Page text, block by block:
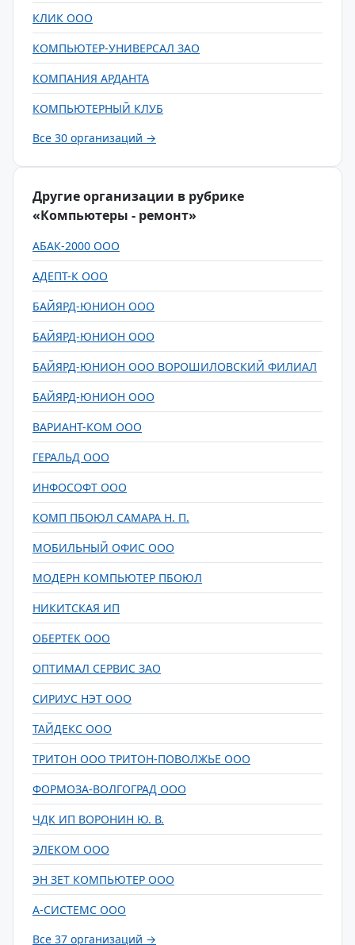
КЛИК ООО
КОМПЬЮТЕР-УНИВЕРСАЛ ЗАО
КОМПАНИЯ АРДАНТА
КОМПЬЮТЕРНЫЙ КЛУБ
Все 30 организаций →
Другие организации в рубрике
«Компьютеры - ремонт»
АБАК-2000 ООО
АДЕПТ-К ООО
БАЙЯРД-ЮНИОН ООО
БАЙЯРД-ЮНИОН ООО
БАЙЯРД-ЮНИОН ООО ВОРОШИЛОВСКИЙ ФИЛИАЛ
БАЙЯРД-ЮНИОН ООО
ВАРИАНТ-КОМ ООО
ГЕРАЛЬД ООО
ИНФОСОФТ ООО
КОМП ПБОЮЛ САМАРА Н. П.
МОБИЛЬНЫЙ ОФИС ООО
МОДЕРН КОМПЬЮТЕР ПБОЮЛ
НИКИТСКАЯ ИП
ОБЕРТЕК ООО
ОПТИМАЛ СЕРВИС ЗАО
СИРИУС НЭТ ООО
ТАЙДЕКС ООО
ТРИТОН ООО ТРИТОН-ПОВОЛЖЬЕ ООО
ФОРМОЗА-ВОЛГОГРАД ООО
ЧДК ИП ВОРОНИН Ю. В.
ЭЛЕКОМ ООО
ЭН ЗЕТ КОМПЬЮТЕР ООО
А-СИСТЕМС ООО
Все 37 организаций →